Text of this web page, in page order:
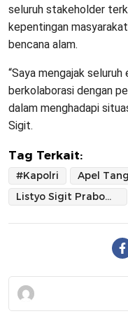
seluruh stakeholder
kepentingan
bencana alam.
“Saya mengajak
berkolaborasi dengan
dalam menghadapi
Sigit.
Tag Terkait:
#Kapolri
Listyo Sigit Prabowo